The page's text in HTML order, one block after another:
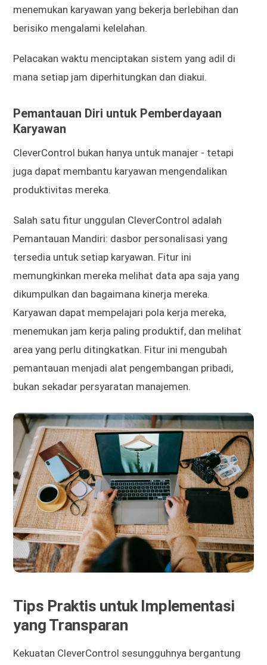
menemukan karyawan yang bekerja berlebihan dan
berisiko mengalami kelelahan.
Pelacakan waktu menciptakan sistem yang adil di
mana setiap jam diperhitungkan dan diakui.
Pemantauan Diri untuk Pemberdayaan
Karyawan
CleverControl bukan hanya untuk manajer - tetapi
juga dapat membantu karyawan mengendalikan
produktivitas mereka.
Salah satu fitur unggulan CleverControl adalah
Pemantauan Mandiri: dasbor personalisasi yang
tersedia untuk setiap karyawan. Fitur ini
memungkinkan mereka melihat data apa saja yang
dikumpulkan dan bagaimana kinerja mereka.
Karyawan dapat mempelajari pola kerja mereka,
menemukan jam kerja paling produktif, dan melihat
area yang perlu ditingkatkan. Fitur ini mengubah
pemantauan menjadi alat pengembangan pribadi,
bukan sekadar persyaratan manajemen.
Tips Praktis untuk Implementasi
yang Transparan
Kekuatan CleverControl sesungguhnya bergantung